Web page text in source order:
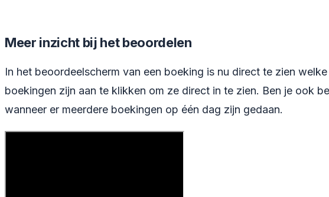
Meer inzicht bij het beoordelen
In het beoordeelscherm van een boeking is nu direct te zien
boekingen zijn aan te klikken om ze direct in te zien. Ben je ook
wanneer er meerdere boekingen op één dag zijn gedaan.